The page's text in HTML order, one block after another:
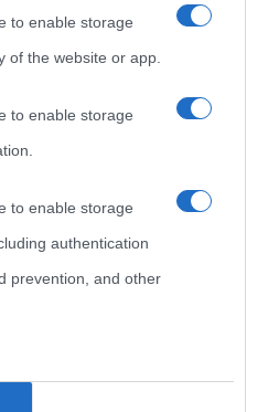
to enable storage
of the website or app.
to enable storage
to enable storage
authentication
prevention, and other
biografici
Mappa del sito
Privacy policy
Pubblicità
Contatti